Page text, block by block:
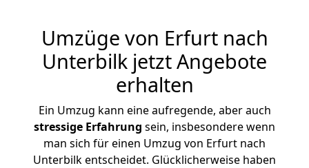
Umzüge von Erfurt nach
Unterbilk jetzt Angebote
erhalten
Ein Umzug kann eine aufregende, aber auch
stressige Erfahrung sein, insbesondere wenn
man sich für einen Umzug von Erfurt nach
Unterbilk entscheidet. Glücklicherweise haben